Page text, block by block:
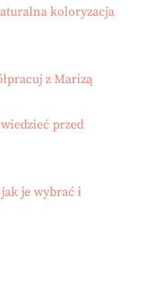
koloryzacja
z Marizą
przed
je wybrać i